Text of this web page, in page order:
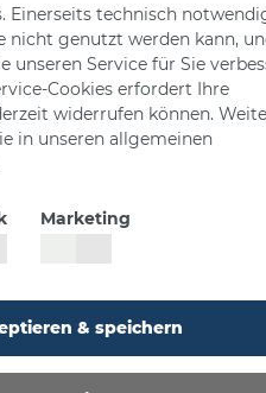
Einerseits technisch
nicht genutzt werden kann,
unseren Service für Sie
Cookies erfordert Ihre
widerrufen können.
in unseren allgemeinen
Marketing
& speichern